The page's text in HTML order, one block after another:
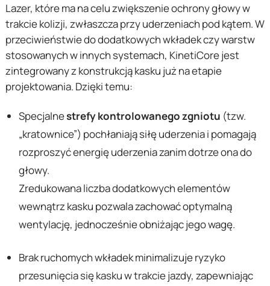
Lazer, które ma na celu zwiększenie ochrony głowy w
trakcie kolizji, zwłaszcza przy uderzeniach pod kątem. W
przeciwieństwie do dodatkowych wkładek czy warstw
stosowanych w innych systemach, KinetiCore jest
zintegrowany z konstrukcją kasku już na etapie
projektowania. Dzięki temu:
Specjalnestrefy kontrolowanego zgniotu (tzw.
„kratownice”) pochłaniają siłę uderzenia i pomagają
rozproszyć energię uderzenia zanim dotrze ona do
głowy.
Zredukowana liczba dodatkowych elementów
wewnątrz kasku pozwala zachować optymalną
wentylację, jednocześnie obniżając jego wagę.
Brak ruchomych wkładek minimalizuje ryzyko
przesunięcia się kasku w trakcie jazdy, zapewniając